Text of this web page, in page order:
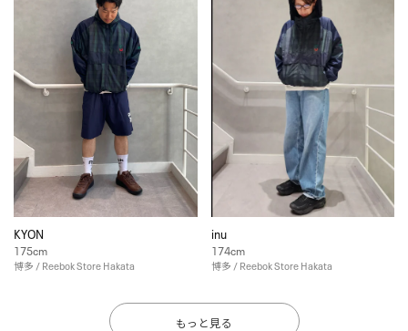
KYON
175cm
博多 / Reebok Store Hakata
inu
174cm
博多 / Reebok Store Hakata
もっと見る